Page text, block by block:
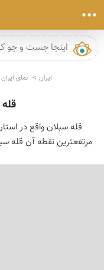
ایران نمای ایران
قله سبلان واقع در